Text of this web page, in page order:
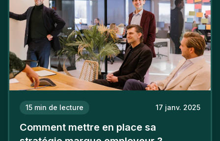
15 min de lecture 17 janv. 2025
Comment mettre en place sa